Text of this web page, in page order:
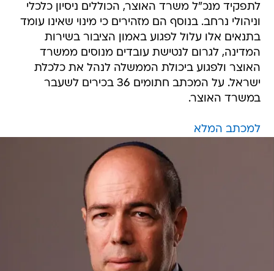
לתפקיד מנכ"ל משרד האוצר, הכוללים ניסיון כלכלי
וניהולי נרחב. בנוסף הם מזהירים כי מינוי שאינו עומד
בתנאים אלו עלול לפגוע באמון הציבור בשירות
המדינה, לגרום לנטישת עובדים מנוסים ממשרד
האוצר ולפגוע ביכולת הממשלה לנהל את כלכלת
ישראל. על המכתב חתומים 36 בכירים לשעבר
במשרד האוצר.
למכתב המלא